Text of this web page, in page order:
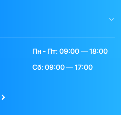
Пн - Пт: 09:00 — 18:00
Сб: 09:00 — 17:00